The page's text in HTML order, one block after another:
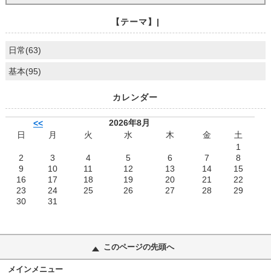
【テーマ】|
日常(63)
基本(95)
カレンダー
<<
2026年8月
日
月 火 水 木 金
土
1
2
3 4 5 6 7
8
9
10 11 12 13 14
15
16
17 18 19 20 21
22
23
24 25 26 27 28
29
30
31
このページの先頭へ
メインメニュー